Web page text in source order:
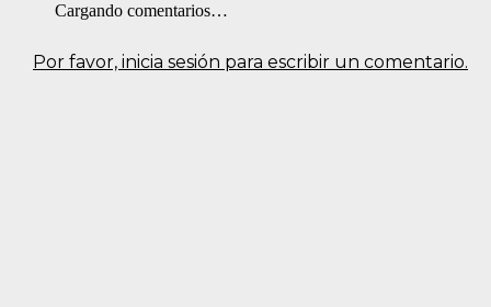
Por favor, inicia sesión para escribir un comentario.
Cargando comentarios…